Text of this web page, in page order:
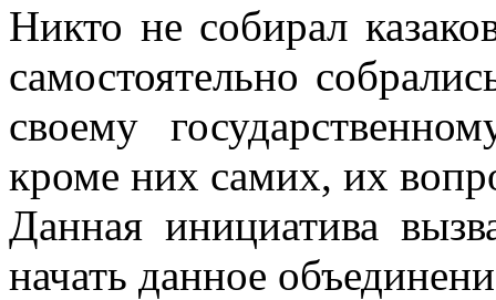
Никто не собирал
самостоятельно
своему
кроме них самих, их
Данная инициатива
начать данное